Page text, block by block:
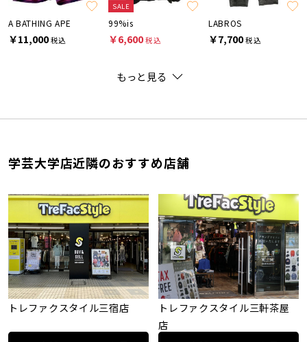
A BATHING APE
￥11,000税込
SALE
99%is
￥6,600税込
LABROS
￥7,700税込
もっと見る
学芸大学店近隣のおすすめ店舗
トレファクスタイル三宿店
トレファクスタイル三軒茶屋
店